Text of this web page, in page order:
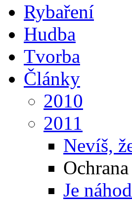
Rybaření
Hudba
Tvorba
Články
2010
2011
Nevíš,
Je